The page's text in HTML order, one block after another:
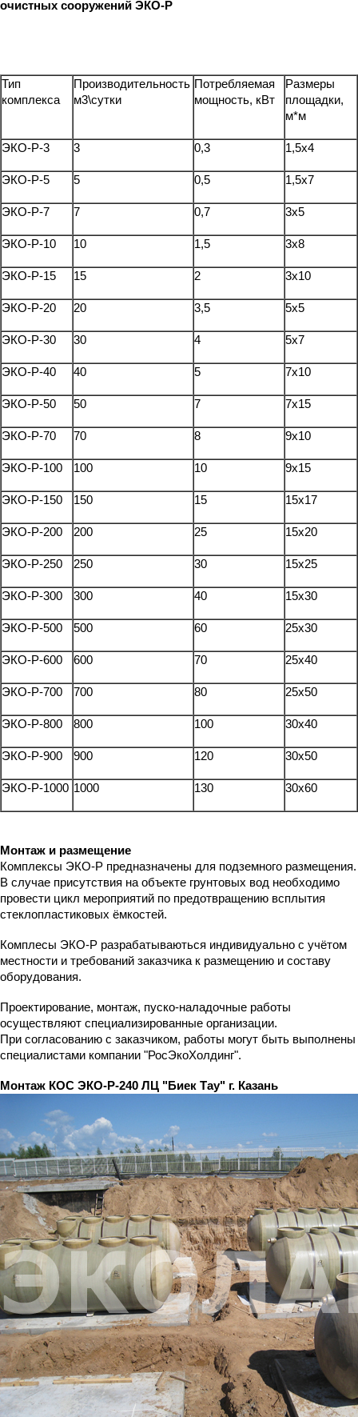
очистных сооружений ЭКО-Р
Тип
комплекса
Производительность
м3\сутки
Потребляемая
мощность, кВт
Размеры
площадки,
м*м
ЭКО-Р-3 3 0,3 1,5x4
ЭКО-Р-5 5 0,5 1,5x7
ЭКО-Р-7 7 0,7 3x5
ЭКО-Р-10 10 1,5 3x8
ЭКО-Р-15 15 2 3x10
ЭКО-Р-20 20 3,5 5x5
ЭКО-Р-30 30 4 5x7
ЭКО-Р-40 40 5 7x10
ЭКО-Р-50 50 7 7x15
ЭКО-Р-70 70 8 9x10
ЭКО-Р-100 100 10 9x15
ЭКО-Р-150 150 15 15x17
ЭКО-Р-200 200 25 15x20
ЭКО-Р-250 250 30 15x25
ЭКО-Р-300 300 40 15x30
ЭКО-Р-500 500 60 25x30
ЭКО-Р-600 600 70 25x40
ЭКО-Р-700 700 80 25x50
ЭКО-Р-800 800 100 30x40
ЭКО-Р-900 900 120 30x50
ЭКО-Р-1000 1000 130 30x60
Монтаж и размещение
Комплексы ЭКО-Р предназначены для подземного размещения.
В случае присутствия на объекте грунтовых вод необходимо
провести цикл мероприятий по предотвращению всплытия
стеклопластиковых ёмкостей.
Комплесы ЭКО-Р разрабатываються индивидуально с учётом
местности и требований заказчика к размещению и составу
оборудования.
Проектирование, монтаж, пуско-наладочные работы
осуществляют специализированные организации.
При согласованию с заказчиком, работы могут быть выполнены
специалистами компании "РосЭкоХолдинг".
Монтаж КОС ЭКО-Р-240 ЛЦ "Биек Тау" г. Казань